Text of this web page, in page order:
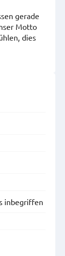
gerade
Motto
dies
inbegriffen